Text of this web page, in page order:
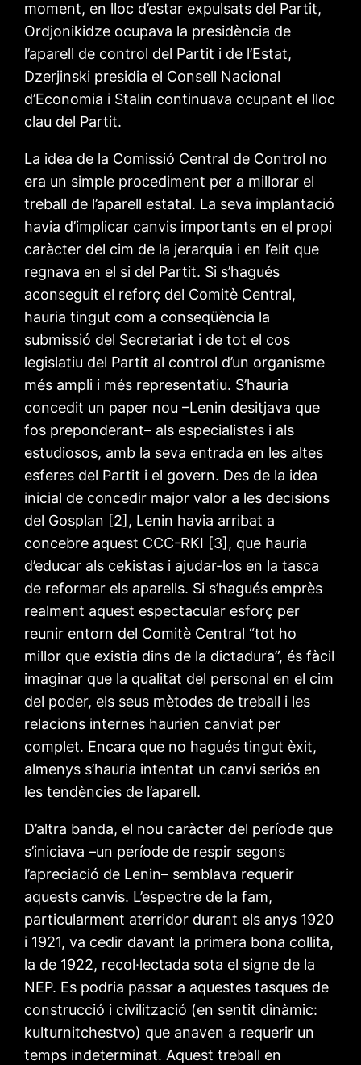
moment, en lloc d’estar expulsats del Partit,
Ordjonikidze ocupava la presidència de
l’aparell de control del Partit i de l’Estat,
Dzerjinski presidia el Consell Nacional
d’Economia i Stalin continuava ocupant el lloc
clau del Partit.
La idea de la Comissió Central de Control no
era un simple procediment per a millorar el
treball de l’aparell estatal. La seva implantació
havia d’implicar canvis importants en el propi
caràcter del cim de la jerarquia i en l’elit que
regnava en el si del Partit. Si s’hagués
aconseguit el reforç del Comitè Central,
hauria tingut com a conseqüència la
submissió del Secretariat i de tot el cos
legislatiu del Partit al control d’un organisme
més ampli i més representatiu. S’hauria
concedit un paper nou –Lenin desitjava que
fos preponderant– als especialistes i als
estudiosos, amb la seva entrada en les altes
esferes del Partit i el govern. Des de la idea
inicial de concedir major valor a les decisions
del Gosplan [2], Lenin havia arribat a
concebre aquest CCC-RKI [3], que hauria
d’educar als cekistas i ajudar-los en la tasca
de reformar els aparells. Si s’hagués emprès
realment aquest espectacular esforç per
reunir entorn del Comitè Central “tot ho
millor que existia dins de la dictadura”, és fàcil
imaginar que la qualitat del personal en el cim
del poder, els seus mètodes de treball i les
relacions internes haurien canviat per
complet. Encara que no hagués tingut èxit,
almenys s’hauria intentat un canvi seriós en
les tendències de l’aparell.
D’altra banda, el nou caràcter del període que
s’iniciava –un període de respir segons
l’apreciació de Lenin– semblava requerir
aquests canvis. L’espectre de la fam,
particularment aterridor durant els anys 1920
i 1921, va cedir davant la primera bona collita,
la de 1922, recol·lectada sota el signe de la
NEP. Es podria passar a aquestes tasques de
construcció i civilització (en sentit dinàmic:
kulturnitchestvo) que anaven a requerir un
temps indeterminat. Aquest treball en